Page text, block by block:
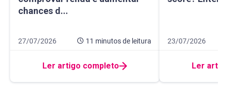
chances d...
Data de publicação 27 de julho de 2026
27/07/2026 11 minutosde leitura
11 minutos de leitura
Ler artigo completo
Data de
23/07/2026
8 minutos de
Ler